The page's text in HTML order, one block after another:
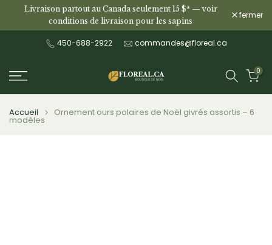
AllerLivraison partout au Canada seulement 15 $* —voir
conditions de livraison pour les sapins
fermer
450-688-2922 commandes@floreal.ca
0
Accueil Ornement ours polaires de Noël givrés assortis – 6
modèles